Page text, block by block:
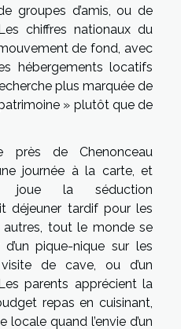
groupes d’amis, ou de
chiffres nationaux du
de fond, avec
hébergements locatifs
plus marquée de
» plutôt que de
près de Chenonceau
journée à la carte, et
la séduction
déjeuner tardif pour les
tout le monde se
pique-nique sur les
de cave, ou d’un
parents apprécient la
repas en cuisinant,
locale quand l’envie d’un